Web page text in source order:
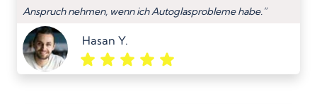
Anspruch nehmen, wenn ich Autoglasprobleme habe.”
Hasan Y.